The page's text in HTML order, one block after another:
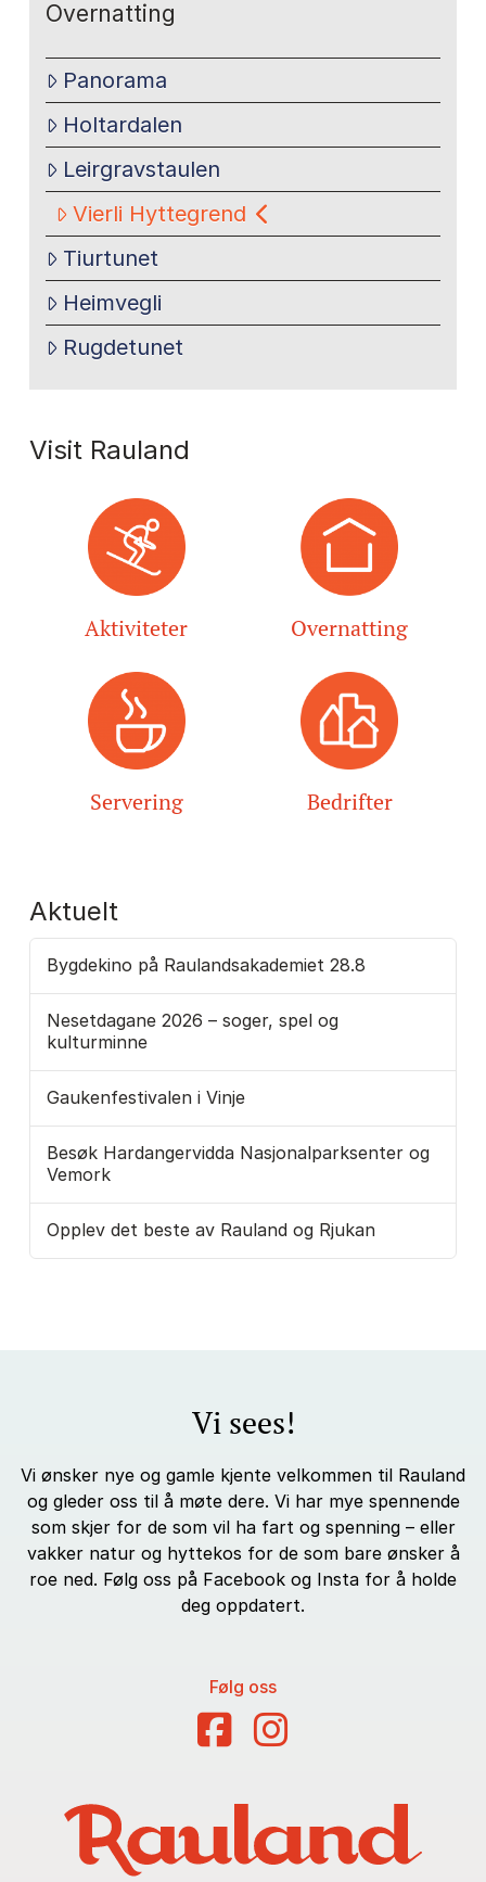
Overnatting
Panorama
Holtardalen
Leirgravstaulen
Vierli Hyttegrend
Tiurtunet
Heimvegli
Rugdetunet
Visit Rauland
Aktiviteter Overnatting
Servering Bedrifter
Aktuelt
Bygdekino på Raulandsakademiet 28.8
Nesetdagane 2026 – soger, spel og
kulturminne
Gaukenfestivalen i Vinje
Besøk Hardangervidda Nasjonalparksenter og
Vemork
Opplev det beste av Rauland og Rjukan
Vi sees!
Vi ønsker nye og gamle kjente velkommen til Rauland
og gleder oss til å møte dere. Vi har mye spennende
som skjer for de som vil ha fart og spenning – eller
vakker natur og hyttekos for de som bare ønsker å
roe ned. Følg oss på Facebook og Insta for å holde
deg oppdatert.
Følg oss